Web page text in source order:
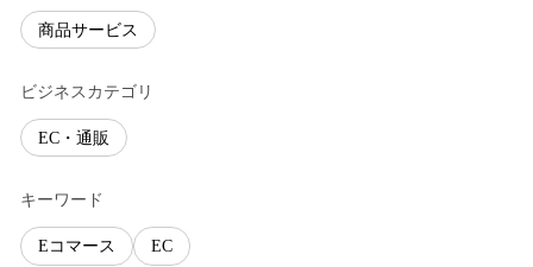
商品サービス
ビジネスカテゴリ
EC・通販
キーワード
Eコマース EC